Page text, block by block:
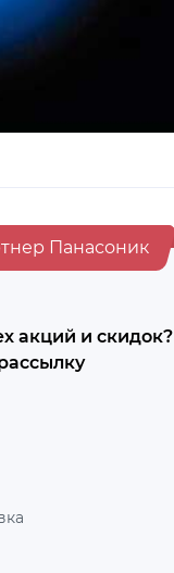
Панасоник
акций и скидок?